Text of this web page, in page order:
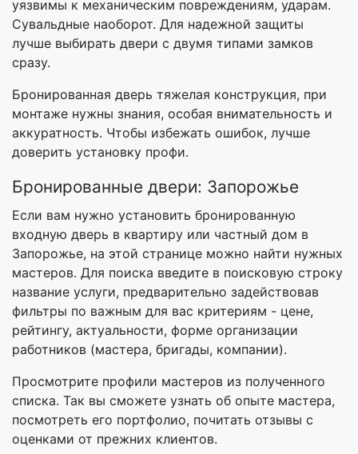
уязвимы к механическим повреждениям, ударам.
Сувальдные наоборот. Для надежной защиты
лучше выбирать двери с двумя типами замков
сразу.
Бронированная дверь тяжелая конструкция, при
монтаже нужны знания, особая внимательность и
аккуратность. Чтобы избежать ошибок, лучше
доверить установку профи.
Бронированные двери: Запорожье
Если вам нужно установить бронированную
входную дверь в квартиру или частный дом в
Запорожье, на этой странице можно найти нужных
мастеров. Для поиска введите в поисковую строку
название услуги, предварительно задействовав
фильтры по важным для вас критериям - цене,
рейтингу, актуальности, форме организации
работников (мастера, бригады, компании).
Просмотрите профили мастеров из полученного
списка. Так вы сможете узнать об опыте мастера,
посмотреть его портфолио, почитать отзывы с
оценками от прежних клиентов.